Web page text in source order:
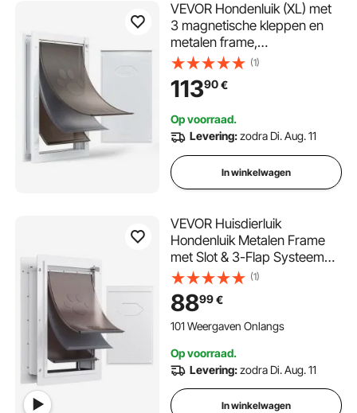
VEVOR Hondenluik (XL) met
3 magnetische kleppen en
metalen frame,
weerbestendig kattenluik
voor binnen- en
buitendeuren, kattenluik,
34,61 x 60 cm (breedte x
hoogte) Huisdierluik
(1)
11390€
Op voorraad.
Levering:zodra Di. Aug. 11
In winkelwagen
VEVOR Huisdierluik
Hondenluik Metalen Frame
met Slot & 3-Flap Systeem
312 x 435 mm,
Weerbestendig Hondenluik
Huisdierluik Geschikt voor
Katten Honden Kittens (Wit-
(1)
8899€
101 Weergaven Onlangs
Op voorraad.
Levering:zodra Di. Aug. 11
In winkelwagen